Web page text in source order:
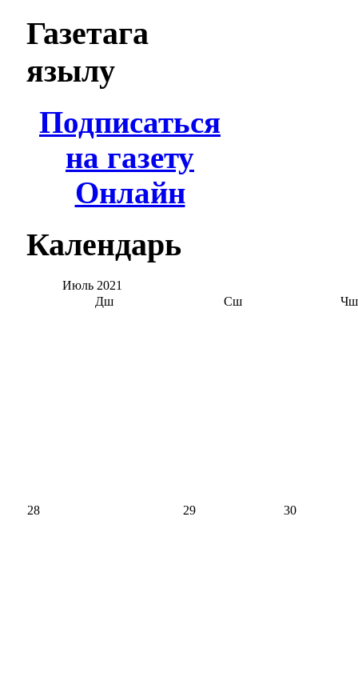
Газетага
язылу
Подписаться
на газету
Онлайн
Календарь
Июль 2021
Дш
Сш Чш
28 29 30